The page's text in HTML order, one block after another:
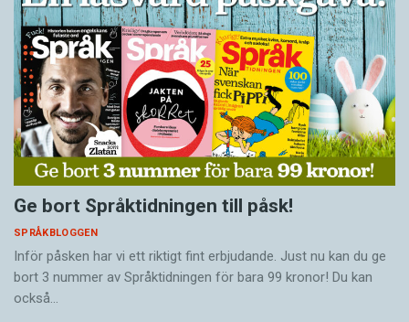
Ge bort Språktidningen till påsk!
SPRÅKBLOGGEN
Inför påsken har vi ett riktigt fint erbjudande. Just nu kan du ge
bort 3 nummer av Språktidningen för bara 99 kronor! Du kan
också…